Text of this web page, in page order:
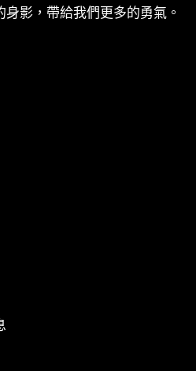
影，帶給我們更多的勇氣。